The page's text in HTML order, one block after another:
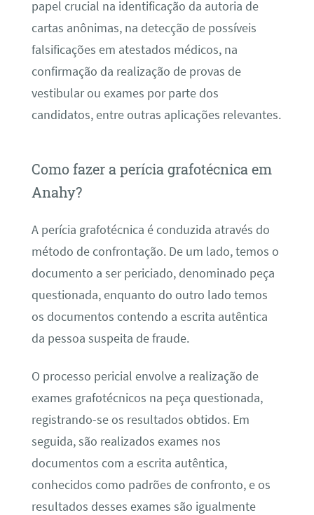
papel crucial na identificação da autoria de
cartas anônimas, na detecção de possíveis
falsificações em atestados médicos, na
confirmação da realização de provas de
vestibular ou exames por parte dos
candidatos, entre outras aplicações relevantes.
Como fazer a perícia grafotécnica em
Anahy?
A perícia grafotécnica é conduzida através do
método de confrontação. De um lado, temos o
documento a ser periciado, denominado peça
questionada, enquanto do outro lado temos
os documentos contendo a escrita autêntica
da pessoa suspeita de fraude.
O processo pericial envolve a realização de
exames grafotécnicos na peça questionada,
registrando-se os resultados obtidos. Em
seguida, são realizados exames nos
documentos com a escrita autêntica,
conhecidos como padrões de confronto, e os
resultados desses exames são igualmente